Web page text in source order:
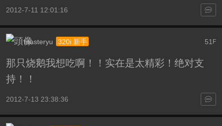
2012-7-11 12:01:16
51 F
masteryu 320i 新手
那只烧鹅我想吃啊！！实在是太精彩！绝对支
持！！
2012-7-13 23:38:36